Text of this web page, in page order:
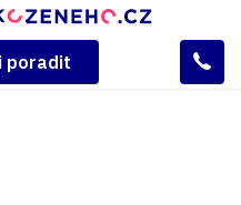
poradit